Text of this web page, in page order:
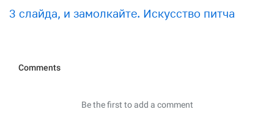
3 слайда, и замолкайте. Искусство питча